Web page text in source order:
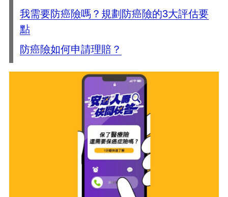
我需要防癌險嗎？規劃防癌險的3大評估要
點
防癌險如何申請理賠？